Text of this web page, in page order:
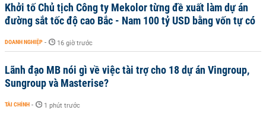
Khởi tố Chủ tịch Công ty Mekolor từng đề xuất làm dự án
đường sắt tốc độ cao Bắc - Nam 100 tỷ USD bằng vốn tự có
DOANH NGHIỆP - 16 giờ trước
Lãnh đạo MB nói gì về việc tài trợ cho 18 dự án Vingroup,
Sungroup và Masterise?
TÀI CHÍNH - 1 phút trước